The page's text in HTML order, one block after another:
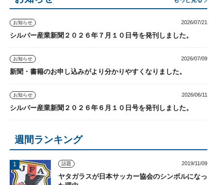
お知らせ 2026/07/21
シルバー産業新聞２０２６年７月１０日号を発刊しました。
お知らせ 2026/07/09
新聞・書籍のお申し込みがより分かりやすくなりました。
お知らせ 2026/06/11
シルバー産業新聞２０２６年６月１０日号を発刊しました。
週間ランキング
話題 2019/11/09
ヤタガラスが日本サッカー協会のシンボルになっ